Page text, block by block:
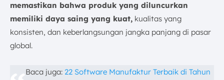
memastikan bahwa produk yang diluncurkan
memiliki daya saing yang kuat, kualitas yang
konsisten, dan keberlangsungan jangka panjang di pasar
global.
Baca juga: 22 Software Manufaktur Terbaik di Tahun